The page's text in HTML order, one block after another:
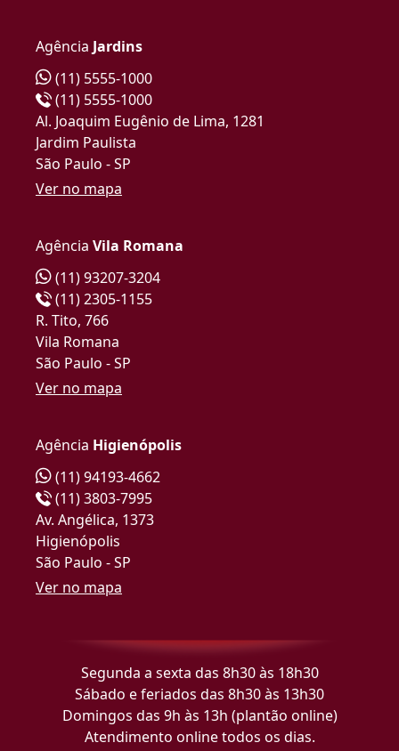
Agência Jardins
(11) 5555-1000
(11) 5555-1000
Al. Joaquim Eugênio de Lima, 1281
Jardim Paulista
São Paulo - SP
Ver no mapa
Agência Vila Romana
(11) 93207-3204
(11) 2305-1155
R. Tito, 766
Vila Romana
São Paulo - SP
Ver no mapa
Agência Higienópolis
(11) 94193-4662
(11) 3803-7995
Av. Angélica, 1373
Higienópolis
São Paulo - SP
Ver no mapa
Segunda a sexta das 8h30 às 18h30
Sábado e feriados das 8h30 às 13h30
Domingos das 9h às 13h (plantão online)
Atendimento online todos os dias.